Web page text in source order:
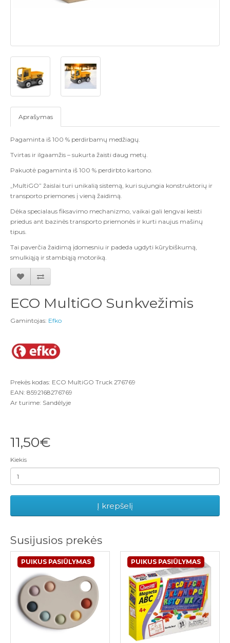
Aprašymas
Pagaminta iš 100 % perdirbamų medžiagų.
Tvirtas ir ilgaamžis – sukurta žaisti daug metų.
Pakuotė pagaminta iš 100 % perdirbto kartono.
„MultiGO” žaislai turi unikalią sistemą, kuri sujungia konstruktorių ir
transporto priemones į vieną žaidimą.
Dėka specialaus fiksavimo mechanizmo, vaikai gali lengvai keisti
priedus ant bazinės transporto priemonės ir kurti naujus mašinų
tipus.
Tai paverčia žaidimą įdomesniu ir padeda ugdyti kūrybiškumą,
smulkiąją ir stambiąją motoriką.
ECO MultiGO Sunkvežimis
Gamintojas: Efko
Prekės kodas: ECO MultiGO Truck 276769
EAN: 8592168276769
Ar turime: Sandėlyje
11,50€
Kiekis
Į krepšelį
Susijusios prekės
PUIKUS PASIŪLYMAS PUIKUS PASIŪLYMAS